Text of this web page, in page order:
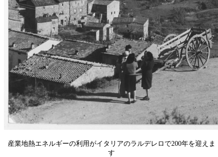
産業地熱エネルギーの利用がイタリアのラルデレロで200年を迎えま
す